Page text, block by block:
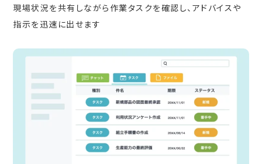
現場状況を共有しながら作業タスクを確認し、アドバイスや
指示を迅速に出せます